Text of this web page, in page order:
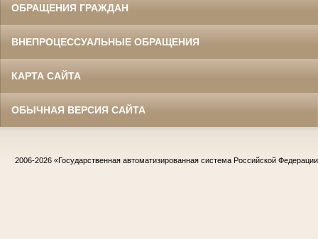
ОБРАЩЕНИЯ ГРАЖДАН
ВНЕПРОЦЕССУАЛЬНЫЕ ОБРАЩЕНИЯ
КАРТА САЙТА
ОБЫЧНАЯ ВЕРСИЯ САЙТА
2006-2026 «Государственная автоматизированная система Российской